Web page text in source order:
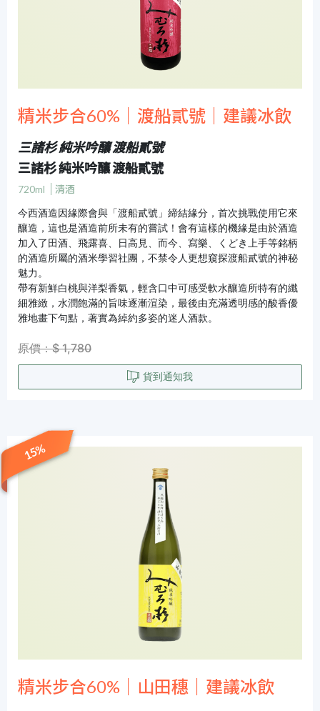
精米步合60%｜渡船貳號｜建議冰飲
三諸杉 純米吟釀 渡船貳號
三諸杉 純米吟釀 渡船貳號
720ml
清酒
今西酒造因緣際會與「渡船貳號」締結緣分，首次挑戰使用它來
釀造，這也是酒造前所未有的嘗試！會有這樣的機緣是由於酒造
加入了田酒、飛露喜、日高見、而今、寫樂、くどき上手等銘柄
的酒造所屬的酒米學習社團，不禁令人更想窺探渡船貳號的神秘
魅力。
帶有新鮮白桃與洋梨香氣，輕含口中可感受軟水釀造所特有的纖
細雅緻，水潤飽滿的旨味逐漸渲染，最後由充滿透明感的酸香優
雅地畫下句點，著實為綽約多姿的迷人酒款。
原價：$ 1,780
貨到通知我
15%
精米步合60%｜山田穗｜建議冰飲